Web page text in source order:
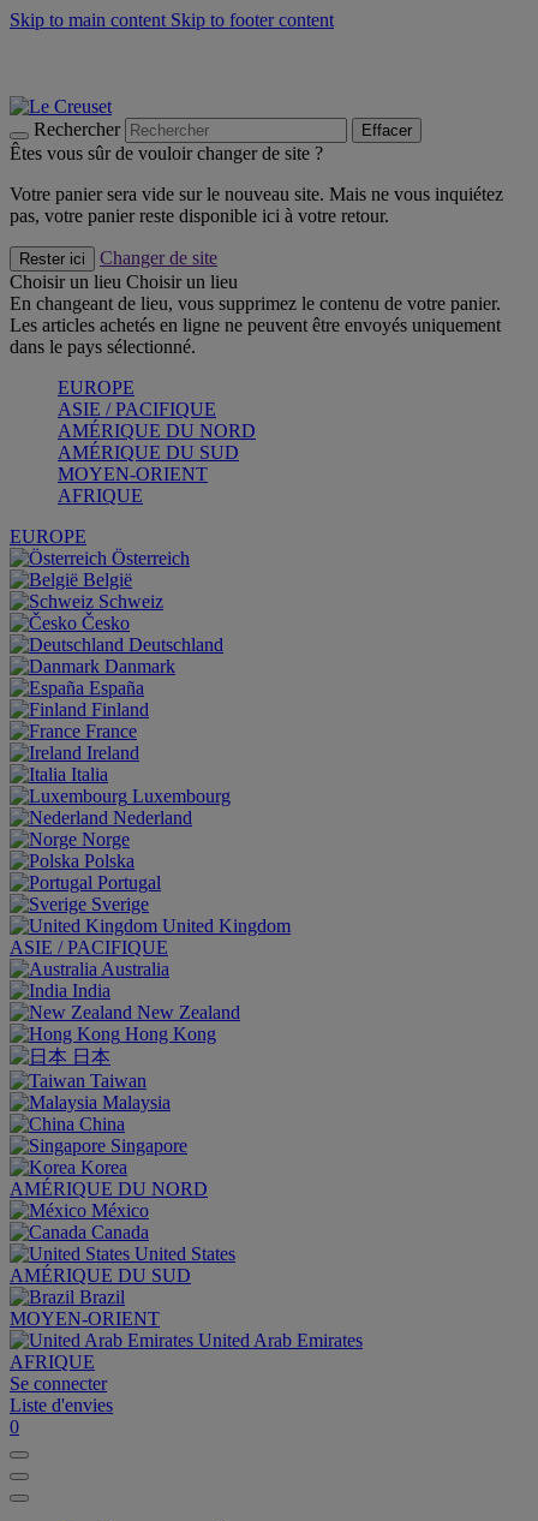
Skip to main content Skip to footer content
Rechercher Effacer
Êtes vous sûr de vouloir changer de site ?
Votre panier sera vide sur le nouveau site. Mais ne vous inquiétez
pas, votre panier reste disponible ici à votre retour.
Rester ici
Changer de site
Choisir un lieu Choisir un lieu
En changeant de lieu, vous supprimez le contenu de votre panier.
Les articles achetés en ligne ne peuvent être envoyés uniquement
dans le pays sélectionné.
EUROPE
ASIE / PACIFIQUE
AMÉRIQUE DU NORD
AMÉRIQUE DU SUD
MOYEN-ORIENT
AFRIQUE
EUROPE
Österreich
België
Schweiz
Česko
Deutschland
Danmark
España
Finland
France
Ireland
Italia
Luxembourg
Nederland
Norge
Polska
Portugal
Sverige
United Kingdom
ASIE / PACIFIQUE
Australia
India
New Zealand
Hong Kong
日本
Taiwan
Malaysia
China
Singapore
Korea
AMÉRIQUE DU NORD
México
Canada
United States
AMÉRIQUE DU SUD
Brazil
MOYEN-ORIENT
United Arab Emirates
AFRIQUE
Se connecter
Liste d'envies
0